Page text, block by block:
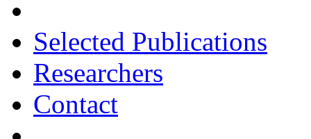
Selected Publications
Researchers
Contact